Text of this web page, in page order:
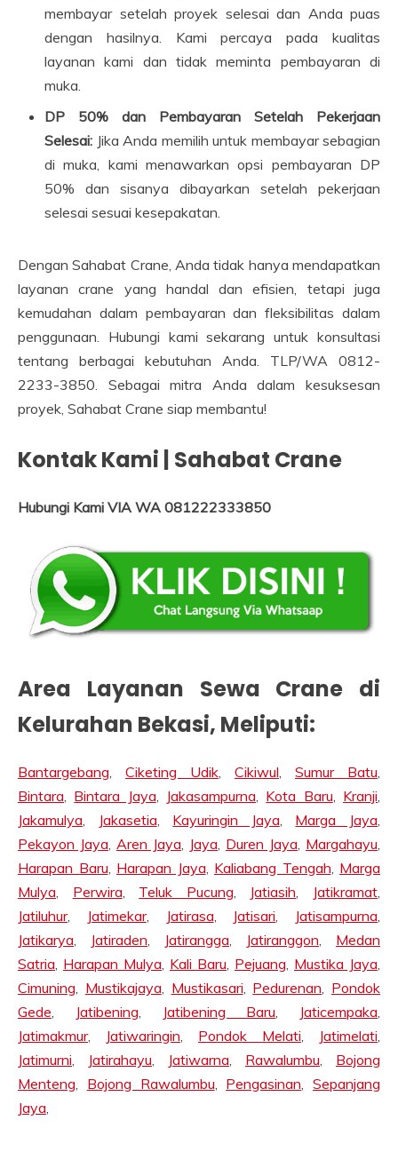
membayar setelah proyek selesai dan Anda puas
dengan hasilnya. Kami percaya pada kualitas
layanan kami dan tidak meminta pembayaran di
muka.
DP 50% dan Pembayaran Setelah Pekerjaan
Selesai: Jika Anda memilih untuk membayar sebagian
di muka, kami menawarkan opsi pembayaran DP
50% dan sisanya dibayarkan setelah pekerjaan
selesai sesuai kesepakatan.
Dengan Sahabat Crane, Anda tidak hanya mendapatkan
layanan crane yang handal dan efisien, tetapi juga
kemudahan dalam pembayaran dan fleksibilitas dalam
penggunaan. Hubungi kami sekarang untuk konsultasi
tentang berbagai kebutuhan Anda. TLP/WA 0812-
2233-3850. Sebagai mitra Anda dalam kesuksesan
proyek, Sahabat Crane siap membantu!
Kontak Kami | Sahabat Crane
Hubungi Kami VIA WA 081222333850
Area Layanan Sewa Crane di
Kelurahan Bekasi, Meliputi:
Bantargebang Ciketing Udik Cikiwul Sumur Batu
Bintara
Bintara Jaya Jakasampurna Kota Baru Kranji
Jakamulya
Jakasetia Kayuringin Jaya Marga Jaya
Pekayon Jaya Aren Jaya Jaya Duren Jaya Margahayu
Harapan Baru Harapan Jaya Kaliabang Tengah Marga
Mulya
Perwira Teluk Pucung Jatiasih Jatikramat
Jatiluhur, Jatimekar, Jatirasa Jatisari Jatisampurna
Jatikarya
Jatiraden Jatirangga Jatiranggon
Medan
Satria Harapan Mulya Kali Baru Pejuang Mustika Jaya
Cimuning
Mustikajaya Mustikasari Pedurenan
Pondok
Gede
Jatibening Jatibening Baru Jaticempaka
Jatimakmur, Jatiwaringin Pondok Melati Jatimelati
Jatimurni
Jatirahayu Jatiwarna Rawalumbu
Bojong
Menteng
Bojong Rawalumbu Pengasinan
Sepanjang
Jaya